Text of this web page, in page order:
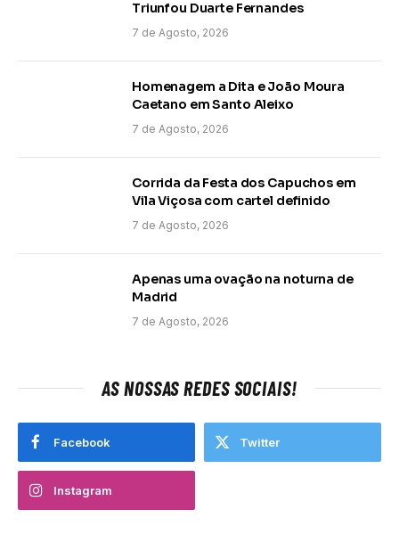
Triunfou Duarte Fernandes
7 de Agosto, 2026
Homenagem a Dita e João Moura
Caetano em Santo Aleixo
7 de Agosto, 2026
Corrida da Festa dos Capuchos em
Vila Viçosa com cartel definido
7 de Agosto, 2026
Apenas uma ovação na noturna de
Madrid
7 de Agosto, 2026
AS NOSSAS REDES SOCIAIS!
Facebook Twitter
Instagram